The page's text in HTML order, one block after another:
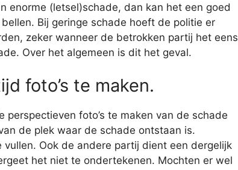
enorme (letsel)schade, dan kan het een goed
Bij geringe schade hoeft de politie er
zeker wanneer de betrokken partij het eens
Over het algemeen is dit het geval.
foto’s te maken.
foto’s te maken van de schade
de plek waar de schade ontstaan is.
Ook de andere partij dient een dergelijk
het niet te ondertekenen. Mochten er wel